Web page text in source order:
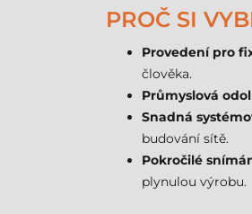
PROČ SI
Provedení pro
člověka.
Průmyslová
Snadná
budování sítě.
Pokročilé
plynulou výrobu.